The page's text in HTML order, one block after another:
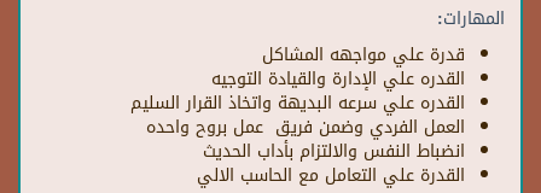
المهارات:
قدرة علي مواجهه المشاكل
القدره علي الإدارة والقيادة التوجيه
القدره علي سرعه البديهة واتخاذ القرار السليم
العمل الفردي وضمن فريق عمل بروح واحده
انضباط النفس والالتزام بأداب الحديث
القدرة علي التعامل مع الحاسب الالي